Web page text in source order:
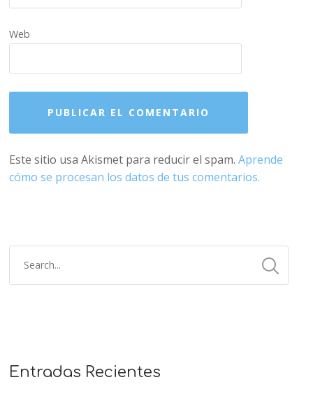
Web
Este sitio usa Akismet para reducir el spam.Aprende
cómo se procesan los datos de tus comentarios.
Entradas Recientes